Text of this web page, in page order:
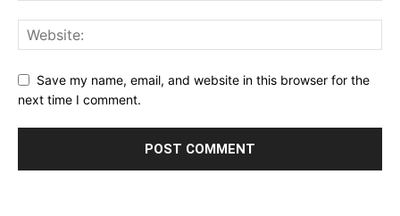
Save my name, email, and website in this browser for the
next time I comment.